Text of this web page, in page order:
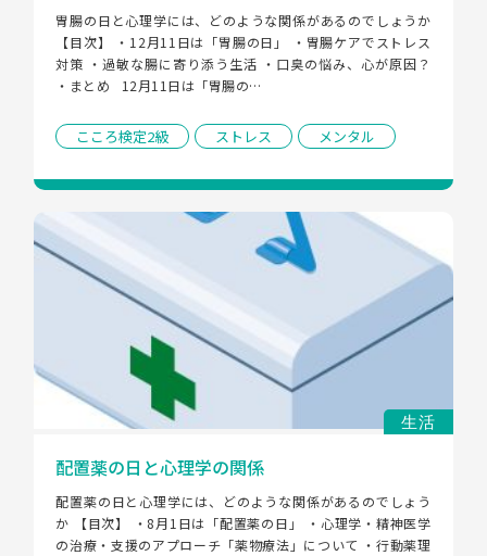
胃腸の日と心理学には、どのような関係があるのでしょうか
【目次】 ・12月11日は「胃腸の日」 ・胃腸ケアでストレス
対策 ・過敏な腸に寄り添う生活 ・口臭の悩み、心が原因？
・まとめ   12月11日は「胃腸の…
こころ検定2級 ストレス メンタル
生活
配置薬の日と心理学の関係
配置薬の日と心理学には、どのような関係があるのでしょう
か 【目次】 ・8月1日は「配置薬の日」 ・心理学・精神医学
の治療・支援のアプローチ「薬物療法」について ・行動薬理